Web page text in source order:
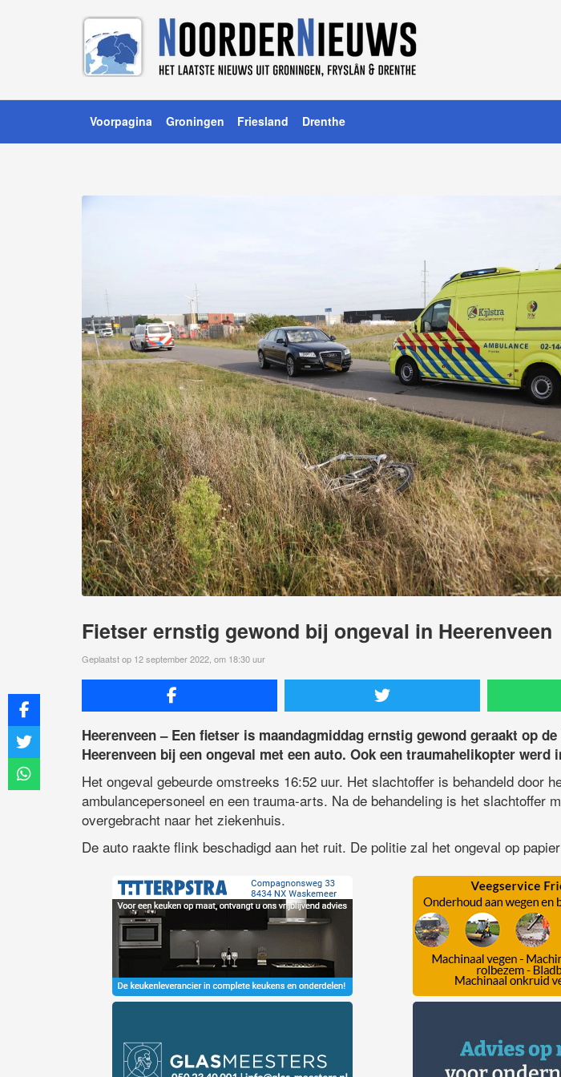
Voorpagina Groningen Friesland Drenthe
Fietser ernstig gewond bij ongeval in Heerenveen
Geplaatst op 12 september 2022, om 18:30 uur
Heerenveen – Een fietser is maandagmiddag ernstig gewond geraakt op
Heerenveen bij een ongeval met een auto. Ook een traumahelikopter werd
Het ongeval gebeurde omstreeks 16:52 uur. Het slachtoffer is behandeld door
ambulancepersoneel en een trauma-arts. Na de behandeling is het slachtoffer
overgebracht naar het ziekenhuis.
De auto raakte flink beschadigd aan het ruit. De politie zal het ongeval op